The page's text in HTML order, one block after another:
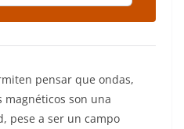
pensar que ondas,
magnéticos son una
pese a ser un campo